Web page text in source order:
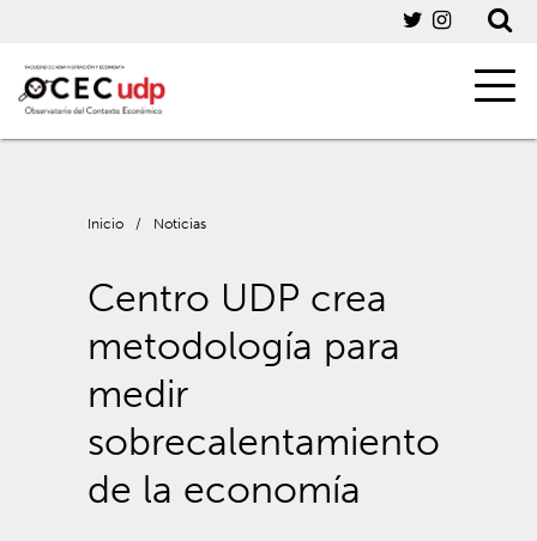
Inicio / Noticias
Centro UDP crea
metodología para
medir
sobrecalentamiento
de la economía